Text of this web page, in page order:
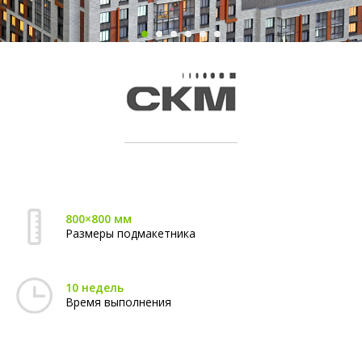
800×800 мм
Размеры подмакетника
10 недель
Время выполнения